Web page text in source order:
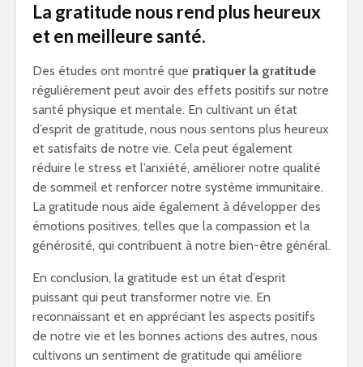
La gratitude nous rend plus heureux
et en meilleure santé.
Des études ont montré que pratiquer la gratitude
régulièrement peut avoir des effets positifs sur notre
santé physique et mentale. En cultivant un état
d’esprit de gratitude, nous nous sentons plus heureux
et satisfaits de notre vie. Cela peut également
réduire le stress et l’anxiété, améliorer notre qualité
de sommeil et renforcer notre système immunitaire.
La gratitude nous aide également à développer des
émotions positives, telles que la compassion et la
générosité, qui contribuent à notre bien-être général.
En conclusion, la gratitude est un état d’esprit
puissant qui peut transformer notre vie. En
reconnaissant et en appréciant les aspects positifs
de notre vie et les bonnes actions des autres, nous
cultivons un sentiment de gratitude qui améliore